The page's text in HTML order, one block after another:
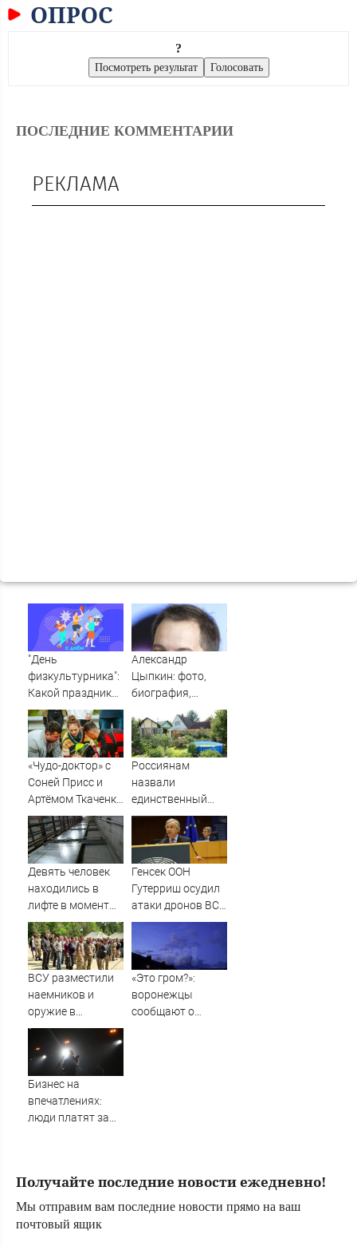
ОПРОС
?
ПОСЛЕДНИЕ КОММЕНТАРИИ
РЕКЛАМА
"День
физкультурника":
Какой праздник
09.08.2026 года
Александр
Цыпкин: фото,
биография,
фильмография,
новости - Вокруг
ТВ.
«Чудо-доктор» с
Соней Присс и
Артёмом Ткаченко
выходит на СТС
Россиянам
назвали
единственный
способ победить
белокрылку
Девять человек
находились в
лифте в момент
его падения в
Махачкале -
Новости на
Вести.ru
Генсек ООН
Гутерриш осудил
атаки дронов ВСУ
на Россию
ВСУ разместили
наемников и
оружие в
действующем
детском лагере
под Львовом -
Новости на
«Это гром?»:
воронежцы
сообщают о
Бизнес на
впечатлениях:
люди платят за
Получайте последние новости ежедневно!
Мы отправим вам последние новости прямо на ваш
почтовый ящик